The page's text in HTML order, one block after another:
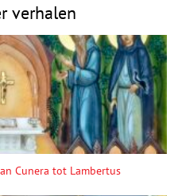
verhalen
Cunera tot Lambertus